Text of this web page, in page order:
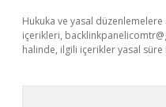
Hukuka ve yasal
içerikleri,
halinde, ilgili içerikler yasal süre